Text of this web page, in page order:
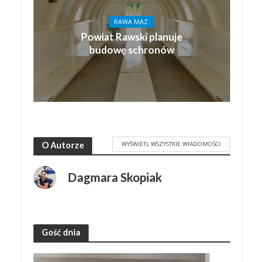
RAWA MAZ.
Powiat Rawski planuje
budowę schronów
O Autorze WYŚWIETL WSZYSTKIE WIADOMOŚCI
Dagmara Skopiak
Gość dnia